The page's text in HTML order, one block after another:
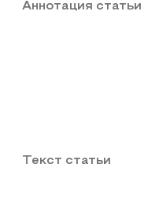
Аннотация статьи
Текст статьи